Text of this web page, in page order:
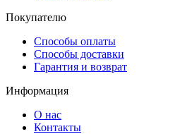
Покупателю
Способы оплаты
Способы доставки
Гарантия и возврат
Информация
О нас
Контакты